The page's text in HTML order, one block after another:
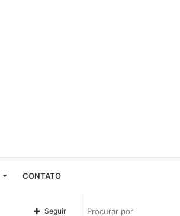
CONTATO
Seguir